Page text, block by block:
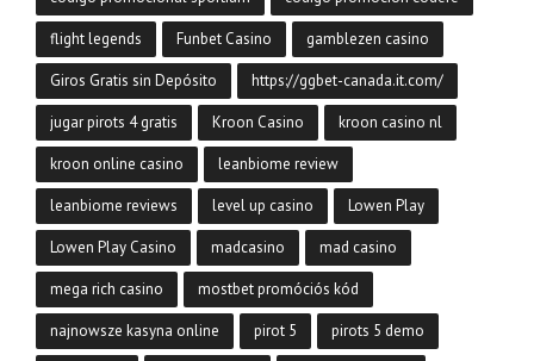
flight legends Funbet Casino gamblezen casino
Giros Gratis sin Depósito https://ggbet-canada.it.com/
jugar pirots 4 gratis Kroon Casino kroon casino nl
kroon online casino leanbiome review
leanbiome reviews level up casino Lowen Play
Lowen Play Casino madcasino mad casino
mega rich casino mostbet promóciós kód
najnowsze kasyna online pirot 5 pirots 5 demo